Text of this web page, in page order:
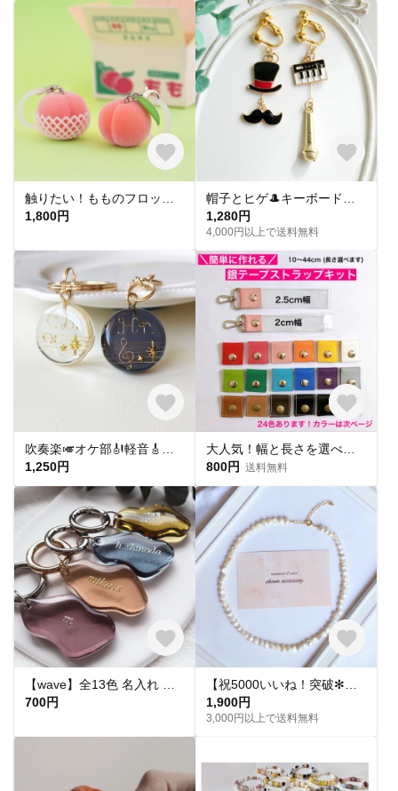
1,800円
1,280円
4,000円以上で送料無料
1,250円
800円 送料無料
700円
1,900円
3,000円以上で送料無料